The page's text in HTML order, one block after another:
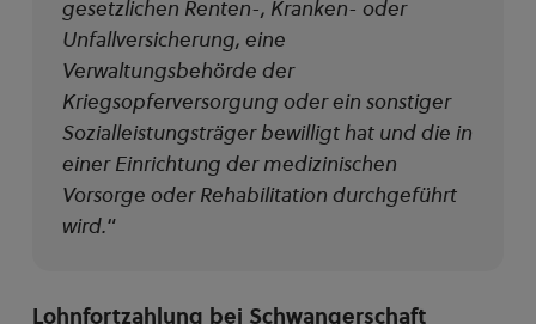
gesetzlichen Renten-, Kranken- oder
Unfallversicherung, eine
Verwaltungsbehörde der
Kriegsopferversorgung oder ein sonstiger
Sozialleistungsträger bewilligt hat und die in
einer Einrichtung der medizinischen
Vorsorge oder Rehabilitation durchgeführt
wird.“
Lohnfortzahlung bei Schwangerschaft